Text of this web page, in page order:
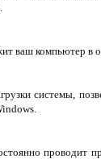
ваш компьютер в
системы,
проводит